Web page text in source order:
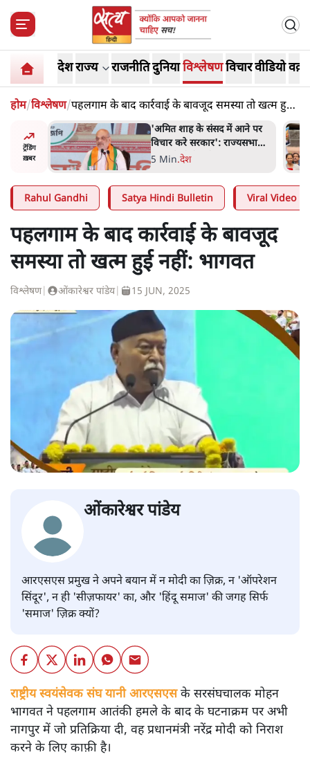
देशराज्य राजनीतिदुनियाविश्लेषणविचारवीडियो
होम/विश्लेषण/पहलगाम के बाद कार्रवाई के बावजूद समस्या तो खत्म हुई
नहीं: भागवत
ट्रेंडिंग
ख़बर
शाह के ख़िलाफ़ संसद में विपक्ष का
मार्च, 'गृह मंत्री मुंह छुपा रहे हैं
क्योंकि वो छात्रों के गुनहगार हैं'
5 Min.देश
Rahul Gandhi Satya Hindi Bulletin Viral Video
पहलगाम के बाद कार्रवाई के बावजूद
समस्या तो खत्म हुई नहीं: भागवत
विश्लेषण| ओंकारेश्वर पांडेय| 15 JUN, 2025
ओंकारेश्वर पांडेय
आरएसएस प्रमुख ने अपने बयान में न मोदी का ज़िक्र, न 'ऑपरेशन
सिंदूर', न ही 'सीज़फायर' का, और 'हिंदू समाज' की जगह सिर्फ
'समाज' ज़िक्र क्यों?
राष्ट्रीय स्वयंसेवक संघ यानी आरएसएसके सरसंघचालक मोहन
भागवत ने पहलगाम आतंकी हमले के बाद के घटनाक्रम पर अभी
नागपुर में जो प्रतिक्रिया दी, वह प्रधानमंत्री नरेंद्र मोदी को निराश
करने के लिए काफ़ी है।